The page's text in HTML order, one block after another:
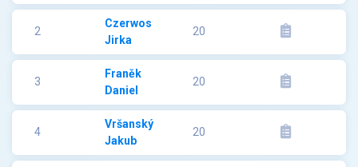
2
Czerwos
Jirka
20
3
Franěk
Daniel
20
4
Vršanský
Jakub
20